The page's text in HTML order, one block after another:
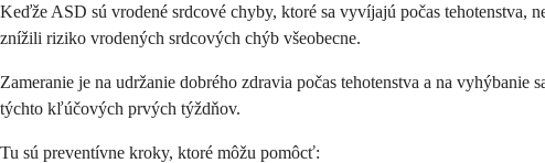
Keďže ASD sú vrodené srdcové chyby, ktoré sa vyvíjajú počas tehotenstva,
znížili riziko vrodených srdcových chýb všeobecne.
Zameranie je na udržanie dobrého zdravia počas tehotenstva a na
týchto kľúčových prvých týždňov.
Tu sú preventívne kroky, ktoré môžu pomôcť: